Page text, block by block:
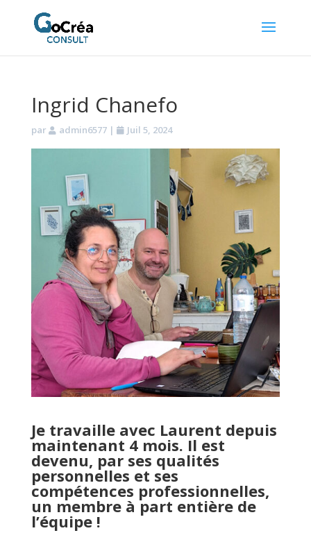
Ingrid Chanefo
par admin6577| Juil 5, 2024
Je travaille avec Laurent depuis
maintenant 4 mois. Il est
devenu, par ses qualités
personnelles et ses
compétences professionnelles,
un membre à part entière de
l’équipe !